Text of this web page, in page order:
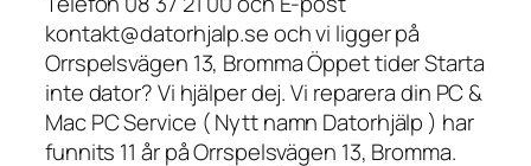
kontakt@datorhjalp.se och vi ligger på
Orrspelsvägen 13, Bromma Öppet tider Starta
inte dator? Vi hjälper dej. Vi reparera din PC &
Mac PC Service ( Nytt namn Datorhjälp ) har
funnits 11 år på Orrspelsvägen 13, Bromma.